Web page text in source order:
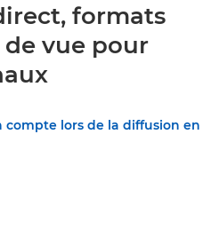
formats
vue pour
lors de la diffusion en